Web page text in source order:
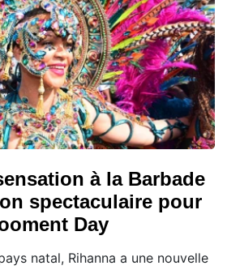
à la Barbade
spectaculaire pour
Day
natal, Rihanna a une nouvelle